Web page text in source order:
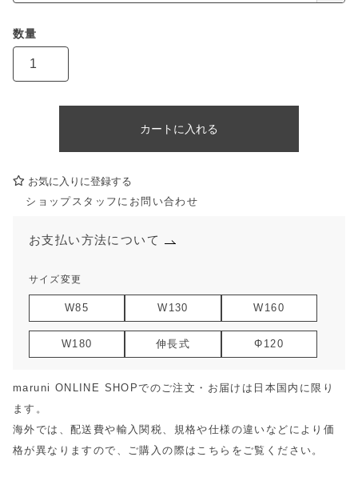
お気に入りに登録する
カートに入れる
ショップスタッフにお問い合わせ
サイズ変更
W85 W130 W160
W180 伸長式 Φ120
お支払い方法について
maruni ONLINE SHOPでのご注文・お届けは日本国内に限り
ます。
海外では、配送費や輸入関税、規格や仕様の違いなどにより価
格が異なりますので、ご購入の際は こちら をご覧ください。